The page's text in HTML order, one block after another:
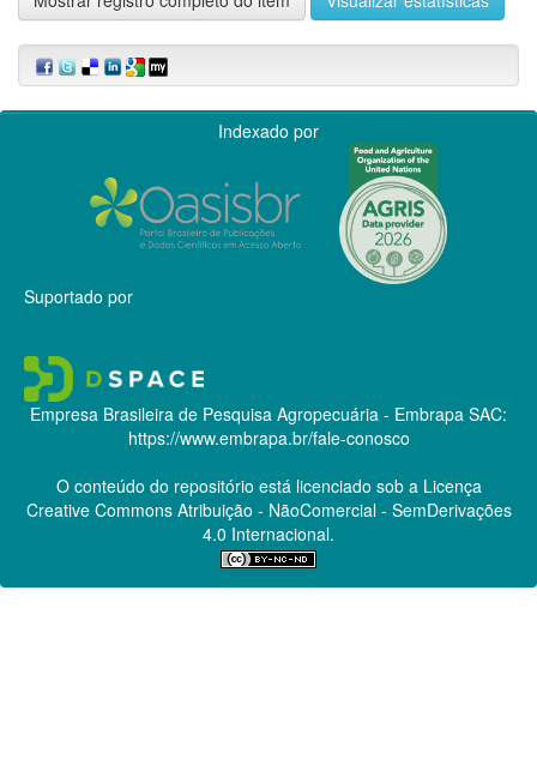
Indexado por
Suportado por
Empresa Brasileira de Pesquisa Agropecuária - Embrapa SAC:
https://www.embrapa.br/fale-conosco
O conteúdo do repositório está licenciado sob a Licença
Creative CommonsAtribuição - NãoComercial - SemDerivações
4.0 Internacional.